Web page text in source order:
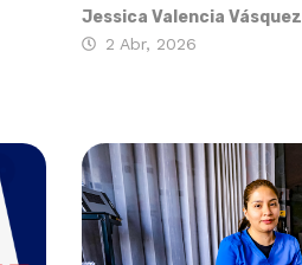
Jessica Valencia Vásquez
2 Abr, 2026